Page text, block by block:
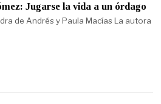
Jugarse la vida a un órdago
de Andrés y Paula Macías La autora